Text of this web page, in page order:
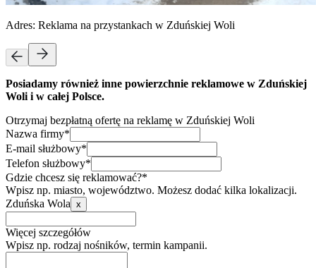
Adres: Reklama na przystankach w Zduńskiej Woli
Posiadamy również inne powierzchnie reklamowe w Zduńskiej
Woli i w całej Polsce.
Otrzymaj bezpłatną ofertę na reklamę w Zduńskiej Woli
Nazwa firmy*
E-mail służbowy*
Telefon służbowy*
Gdzie chcesz się reklamować?*
Wpisz np. miasto, województwo. Możesz dodać kilka lokalizacji.
Zduńska Wola x
Więcej szczegółów
Wpisz np. rodzaj nośników, termin kampanii.